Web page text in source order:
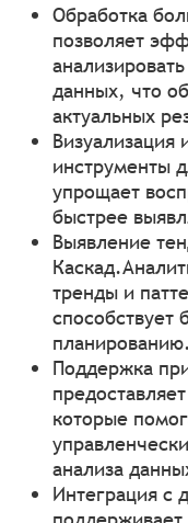
Обработка
позволяет
данных, что
актуальных
инструменты
упрощает
быстрее
Выявление
тренды и
способствует
планированию.
Поддержка
которые
анализа
Интеграция с